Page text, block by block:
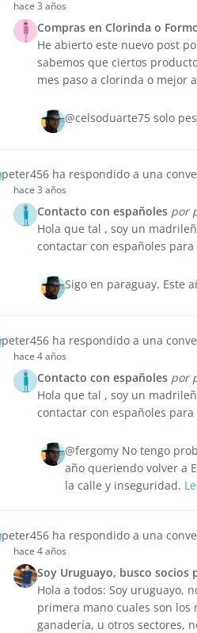
hace 3 años
Compras en Clorinda o
He abierto este nuevo post
sabemos que ciertos
mes paso a clorinda o mejor
@celsoduarte75 solo
peter456 ha respondido a una
hace 3 años
Contacto con españoles por
Hola que tal , soy un
contactar con españoles
Sigo en paraguay. Este
peter456 ha respondido a una
hace 4 años
Contacto con españoles por
Hola que tal , soy un
contactar con españoles
@fergomy No tengo
año queriendo volver a
la calle y inseguridad.
peter456 ha respondido a una
hace 4 años
Soy Uruguayo, busco socios
Hola a todos: Soy uruguayo,
primera mano cuales son los
ganadería, u otros sectores,